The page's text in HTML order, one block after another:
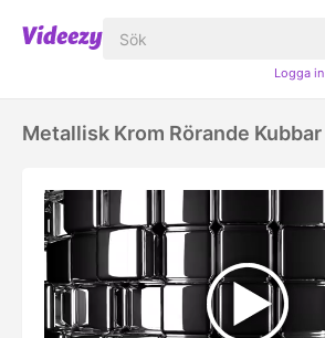
Logga in
Metallisk Krom Rörande Kubbar